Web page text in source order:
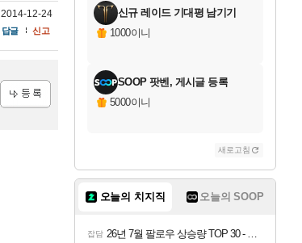
2014-12-24
답글 신고
교환.
당첨되셨습니다.
당첨되셨습니다.
당첨되셨습니다.
당첨되셨습니다.
당첨되셨습니다.
당첨되셨습니다.
에디션 (스팀코드)를 교환.
당첨되셨습니다.
신규 레이드 기대평 남기기
1000이니
SOOP 팟벤, 게시글 등록
5000이니
새로고침
오늘의 치지직 오늘의 SOOP
잡담 26년 7월 팔로우 상승량 TOP 30 - 월간 치지직